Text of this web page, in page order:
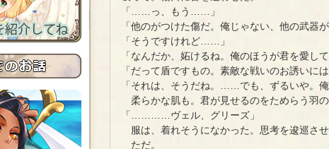
「……っ、もう……」
「他のがつけた傷だ。俺じゃない、他の武器が
「そうですけれど……」
「なんだか、妬けるね。俺のほうが君を愛し
「だって盾ですもの。素敵な戦いのお誘いに
「それは、そうだね。……でも、ずるいや。
柔らかな肌も。君が見せるのをためらう羽
「…………ヴェル、グリーズ」
服は、着れそうになかった。思考を逡巡さ
ただ。